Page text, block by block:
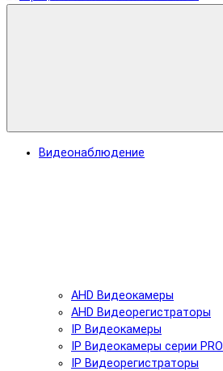
Видеонаблюдение
AHD Видеокамеры
AHD Видеорегистраторы
IP Видеокамеры
IP Видеокамеры серии PRO
IP Видеорегистраторы